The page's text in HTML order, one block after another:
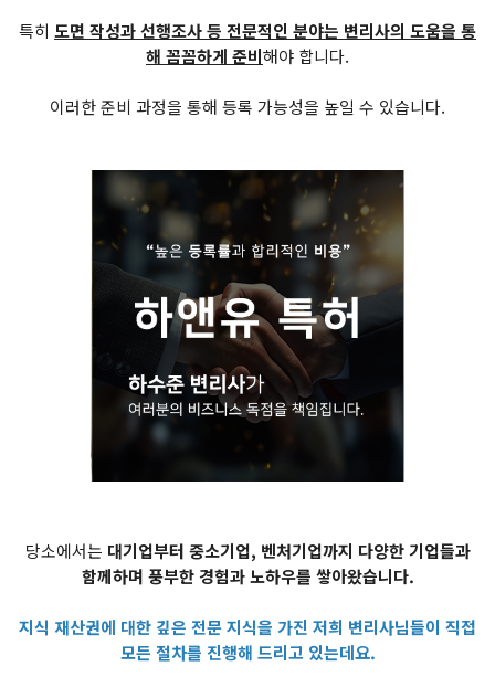
특히 도면 작성과 선행조사 등 전문적인 분야는 변리사의 도움을 통
해 꼼꼼하게 준비해야 합니다.
이러한 준비 과정을 통해 등록 가능성을 높일 수 있습니다.
당소에서는 대기업부터 중소기업, 벤처기업까지 다양한 기업들과
함께하며 풍부한 경험과 노하우를 쌓아왔습니다.
지식 재산권에 대한 깊은 전문 지식을 가진 저희 변리사님들이 직접
모든 절차를 진행해 드리고 있는데요.